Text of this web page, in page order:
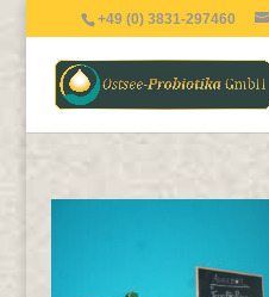
+49 (0) 3831-297460